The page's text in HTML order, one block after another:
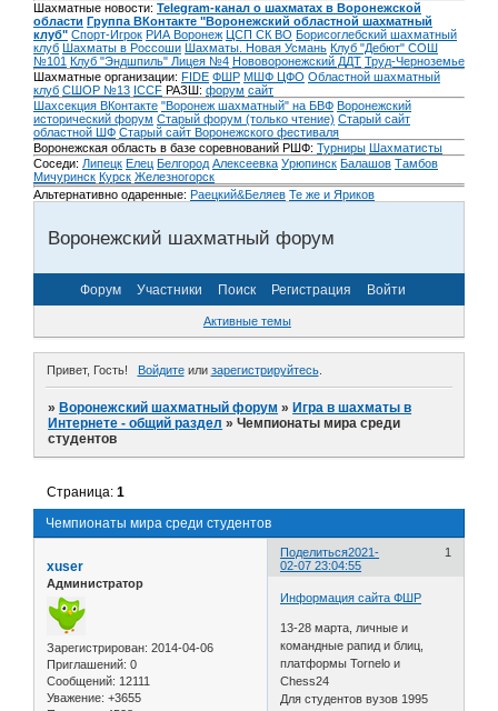
Шахматные новости: Telegram-канал о шахматах в Воронежской
области Группа ВКонтакте "Воронежский областной шахматный
клуб" Спорт-Игрок РИА Воронеж ЦСП СК ВО Борисоглебский шахматный
клуб Шахматы в Россоши Шахматы. Новая Усмань Клуб "Дебют" СОШ
№101 Клуб "Эндшпиль" Лицея №4 Нововоронежский ДДТ Труд-Черноземье
Шахматные организации: FIDE ФШР МШФ ЦФО Областной шахматный
клуб СШОР №13 ICCF РАЗШ: форум сайт
Шахсекция ВКонтакте "Воронеж шахматный" на БВФ Воронежский
исторический форум Cтарый форум (только чтение) Старый сайт
областной ШФ Старый сайт Воронежского фестиваля
Воронежская область в базе соревнований РШФ: Турниры Шахматисты
Соседи: Липецк Елец Белгород Алексеевка Урюпинск Балашов Тамбов
Мичуринск Курск Железногорск
Альтернативно одаренные: Раецкий&Беляев Те же и Яриков
Воронежский шахматный форум
Форум Участники Поиск Регистрация Войти
Активные темы
Привет, Гость! Войдитеили зарегистрируйтесь.
»Воронежский шахматный форум »Игра в шахматы в
Интернете - общий раздел »Чемпионаты мира среди
студентов
Чемпионаты мира среди студентов
Страница:1
Поделиться 1
2021-
02-07 23:04:55
xuser
Администратор
Зарегистрирован: 2014-04-06
Приглашений: 0
Сообщений: 12111
Уважение: +3655
Информация сайта ФШР
13-28 марта, личные и
командные рапид и блиц,
платформы Tornelo и
Chess24
Для студентов вузов 1995